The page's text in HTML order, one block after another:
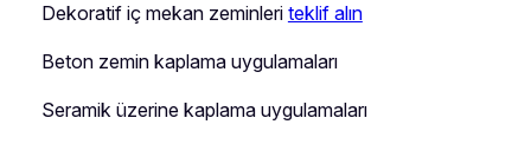
Dekoratif iç mekan zeminleri teklif alın
Beton zemin kaplama uygulamaları
Seramik üzerine kaplama uygulamaları